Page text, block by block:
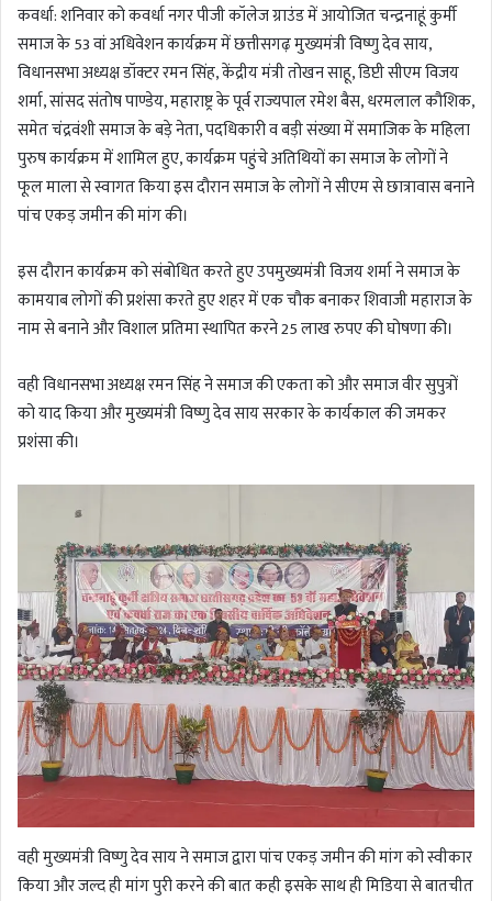
कवर्धा: शनिवार को कवर्धा नगर पीजी कॉलेज ग्राउंड में आयोजित चन्द्रनाहूं कुर्मी
समाज के 53 वां अधिवेशन कार्यक्रम में छत्तीसगढ़ मुख्यमंत्री विष्णु देव साय,
विधानसभा अध्यक्ष डॉक्टर रमन सिंह, केंद्रीय मंत्री तोखन साहू, डिप्टी सीएम विजय
शर्मा, सांसद संतोष पाण्डेय, महाराष्ट्र के पूर्व राज्यपाल रमेश बैस, धरमलाल कौशिक,
समेत चंद्रवंशी समाज के बड़े नेता, पदधिकारी व बड़ी संख्या में समाजिक के महिला
पुरुष कार्यक्रम में शामिल हुए, कार्यक्रम पहुंचे अतिथियों का समाज के लोगों ने
फूल माला से स्वागत किया इस दौरान समाज के लोगों ने सीएम से छात्रावास बनाने
पांच एकड़ जमीन की मांग की।
इस दौरान कार्यक्रम को संबोधित करते हुए उपमुख्यमंत्री विजय शर्मा ने समाज के
कामयाब लोगों की प्रशंसा करते हुए शहर में एक चौक बनाकर शिवाजी महाराज के
नाम से बनाने और विशाल प्रतिमा स्थापित करने 25 लाख रुपए की घोषणा की।
वही विधानसभा अध्यक्ष रमन सिंह ने समाज की एकता को और समाज वीर सुपुत्रों
को याद किया और मुख्यमंत्री विष्णु देव साय सरकार के कार्यकाल की जमकर
प्रशंसा की।
वही मुख्यमंत्री विष्णु देव साय ने समाज द्वारा पांच एकड़ जमीन की मांग को स्वीकार
किया और जल्द ही मांग पुरी करने की बात कही इसके साथ ही मिडिया से बातचीत